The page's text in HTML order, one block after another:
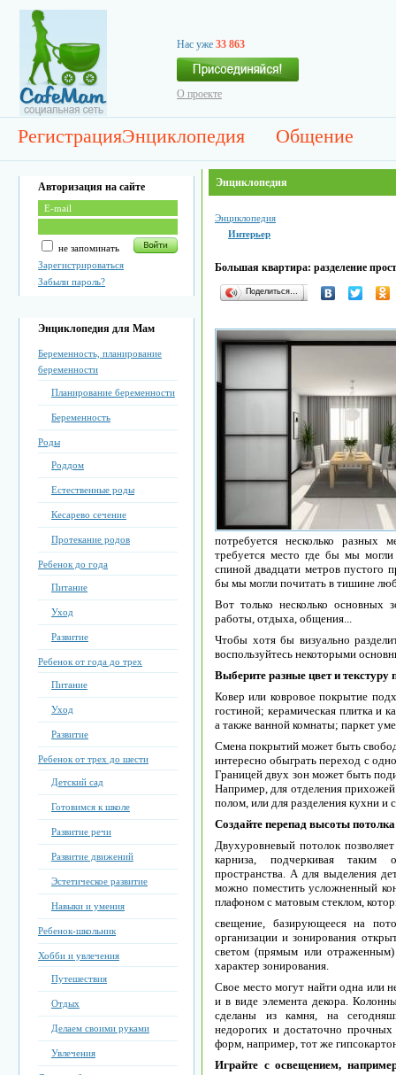
Нас уже 33 863
О проекте
РегистрацияЭнциклопедия Общение
Авторизация на сайте
не запоминать
Зарегистрироваться
Забыли пароль?
Энциклопедия для Мам
Беременность, планирование
беременности
Планирование беременности
Беременность
Роды
Роддом
Естественные роды
Кесарево сечение
Протекание родов
Ребенок до года
Питание
Уход
Развитие
Ребенок от года до трех
Питание
Уход
Развитие
Ребенок от трех до шести
Детский сад
Готовимся к школе
Развитие речи
Развитие движений
Эстетическое развитие
Навыки и умения
Ребенок-школьник
Хобби и увлечения
Путешествия
Отдых
Делаем своими руками
Увлечения
Энциклопедия
Энциклопедия
Интерьер
Большая квартира: разделение
Поделиться…
потребуется несколько разных
требуется место где бы мы
спиной двадцати метров пустого
бы мы могли почитать в тишине
Вот только несколько основных
работы, отдыха, общения...
Чтобы хотя бы визуально
воспользуйтесь некоторыми
Выберите разные цвет и текстуру
Ковер или ковровое покрытие
гостиной; керамическая плитка и
а также ванной комнаты; паркет
Смена покрытий может быть
интересно обыграть переход с
Границей двух зон может быть
Например, для отделения
полом, или для разделения кухни и
Создайте перепад высоты
Двухуровневый потолок
карниза, подчеркивая таким
пространства. А для выделения
можно поместить усложненный
плафоном с матовым стеклом,
свещение, базирующееся на
организации и зонирования
светом (прямым или
характер зонирования.
Свое место могут найти одна или
и в виде элемента декора.
сделаны из камня, на
недорогих и достаточно
форм, например, тот же
Играйте с освещением,